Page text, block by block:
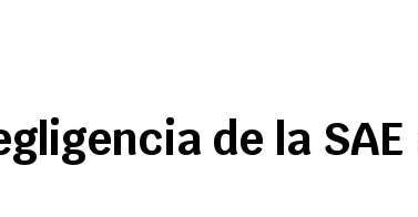
de la